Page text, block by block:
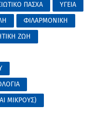
ΠΑΣΧΑ
ΥΓΕΙΑ
ΦΙΛΑΡΜΟΝΙΚΗ
ΖΩΗ
ΜΙΚΡΟΥΣ)